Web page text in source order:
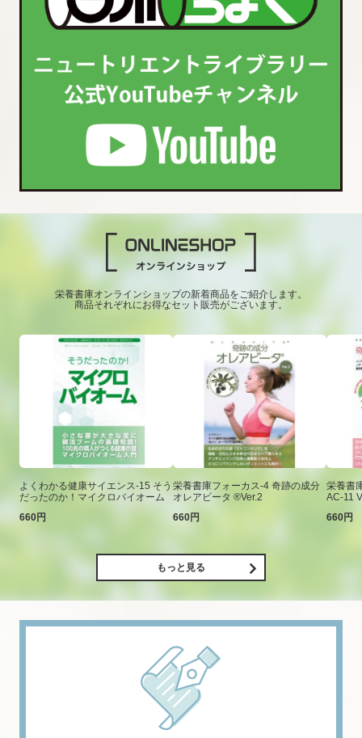
栄養書庫オンラインショップの新着商品をご紹介します。
商品それぞれにお得なセット販売がございます。
よくわかる健康サイエンス-15 そう
だったのか！マイクロバイオーム
660円
栄養書庫フォーカス-4 奇跡の成分
オレアビータ ®Ver.2
660円
栄養書
AC-11
660円
もっと見る